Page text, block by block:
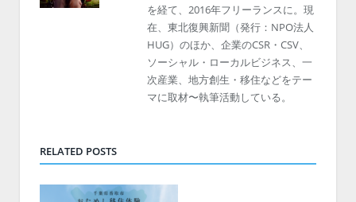
を経て、2016年フリーランスに。現
在、東北復興新聞（発行：NPO法人
HUG）のほか、企業のCSR・CSV、
ソーシャル・ローカルビジネス、一
次産業、地方創生・移住などをテー
マに取材〜執筆活動している。
RELATED POSTS